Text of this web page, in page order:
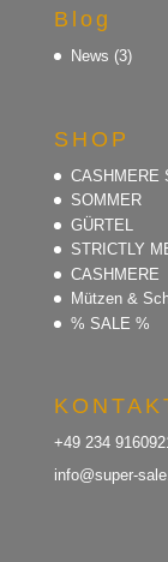
Blog
News (3)
SHOP
CASHMERE
SOMMER
GÜRTEL
STRICTLY
CASHMERE
Mützen &
% SALE %
+49 234
info@super-